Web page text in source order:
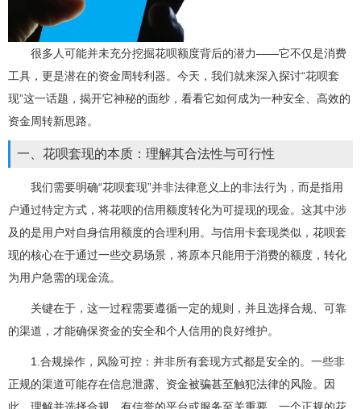
很多人可能并未充分挖掘花呗额度背后的潜力——它不仅是消费
工具，更是潜在的资金周转利器。今天，我们就来深入探讨“花呗套
现”这一话题，揭开它神秘的面纱，看看它如何成为一种安全、高效的
资金周转新思路。
一、花呗套现的本质：理解其合法性与可行性
我们需要明确“花呗套现”并非法律意义上的非法行为，而是指用
户通过特定方式，将花呗的信用额度转化为可提现的现金。这其中涉
及的是用户对自身信用额度的合理利用。与信用卡套现类似，花呗套
现的核心在于通过一些交易场景，将原本只能用于消费的额度，转化
为用户急需的现金流。
关键在于，这一过程需要遵循一定的规则，并且选择合规、可靠
的渠道，才能确保资金的安全和个人信用的良好维护。
1.合规操作，风险可控：并非所有套现方式都是安全的。一些非
正规的渠道可能存在信息泄露、资金被骗甚至触犯法律的风险。因